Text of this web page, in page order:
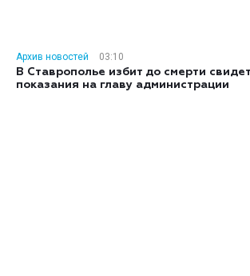
Архив новостей
03:10
В Ставрополье избит до смерти
показания на главу администрации